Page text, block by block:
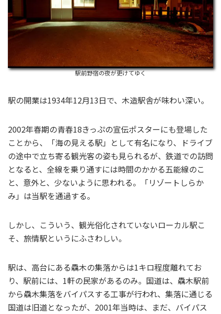
駅前野宿の夜が更けてゆく
駅の開業は1934年12月13日で、木造駅舎が味わい深い。
2002年春期の青春18きっぷの宣伝ポスターにも登場した
ことから、「海の見える駅」として有名になり、ドライブ
の途中で立ち寄る観光客の姿も見られるが、鉄道での訪問
となると、全線を乗り通すには時間のかかる五能線のこ
と、意外と、少ないように思われる。「リゾートしらか
み」は当駅を通過する。
しかし、こういう、観光俗化されていないローカル駅こ
そ、旅情駅というにふさわしい。
駅は、高台にある驫木の集落からは1キロ程度離れてお
り、駅前には、1軒の民家があるのみ。国道は、驫木駅前
から驫木集落をバイパスする工事が行われ、集落に通じる
国道は旧道となったが、2001年当時は、まだ、バイパス